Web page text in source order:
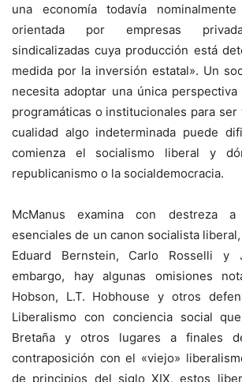
una economía todavía
orientada por empresas
sindicalizadas cuya producción está
medida por la inversión estatal». Un
necesita adoptar una única
programáticas o institucionales para ser
cualidad algo indeterminada puede
comienza el socialismo liberal y
republicanismo o la socialdemocracia.
McManus examina con destreza a
esenciales de un canon socialista
Eduard Bernstein, Carlo Rosselli y
embargo, hay algunas omisiones
Hobson, L.T. Hobhouse y otros
Liberalismo con conciencia social
Bretaña y otros lugares a finales
contraposición con el «viejo»
de principios del siglo XIX, estos